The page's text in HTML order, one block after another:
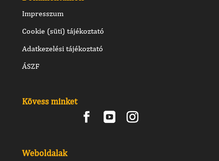
Impresszum
Cookie (süti) tájékoztató
Adatkezelési tájékoztató
ÁSZF
Kövess minket
Weboldalak